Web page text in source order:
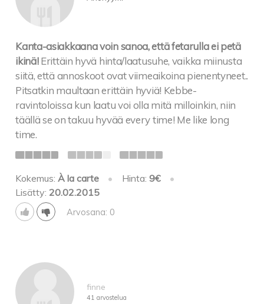
Kanta-asiakkaana voin sanoa, että fetarulla ei petä
ikinä! Erittäin hyvä hinta/laatusuhe, vaikka miinusta
siitä, että annoskoot ovat viimeaikoina pienentyneet..
Pitsatkin maultaan erittäin hyviä! Kebbe-
ravintoloissa kun laatu voi olla mitä milloinkin, niin
täällä se on takuu hyvää every time! Me like long
time.
Kokemus:À la carte • Hinta: 9€
•
Lisätty: 20.02.2015
Arvosana: 0
finne
41 arvostelua